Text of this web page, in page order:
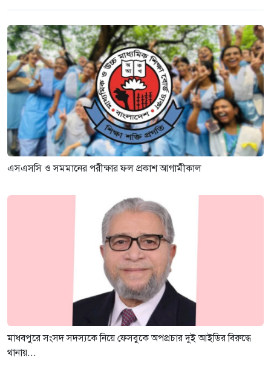
এসএসসি ও সমমানের পরীক্ষার ফল প্রকাশ আগামীকাল
মাধবপুরে সংসদ সদস্যকে নিয়ে ফেসবুকে অপপ্রচার দুই আইডির বিরুদ্ধে
থানায়...